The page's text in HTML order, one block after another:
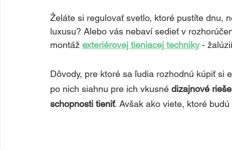
Želáte si regulovať svetlo, ktoré pustíte dnu,
luxusu? Alebo vás nebaví sedieť v
montáž exteriérovej tieniacej techniky -
Dôvody, pre ktoré sa ľudia rozhodnú kúpiť si
po nich siahnu pre ich vkusné dizajnové
schopnosti tieniť. Avšak ako viete, ktoré